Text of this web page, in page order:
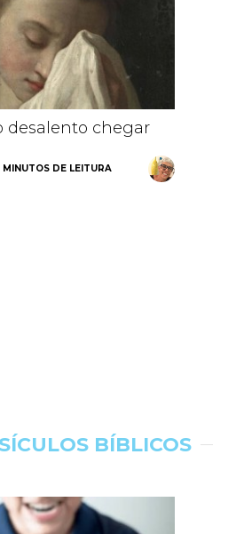
desalento chegar
MINUTOS DE LEITURA
BÍBLICOS